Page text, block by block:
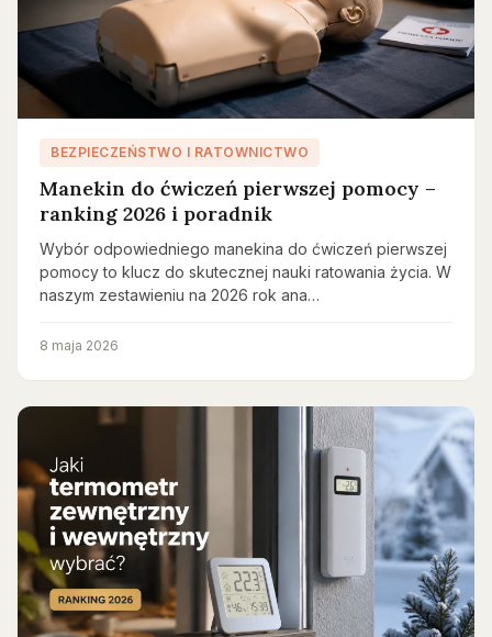
BEZPIECZEŃSTWO I RATOWNICTWO
Manekin do ćwiczeń pierwszej pomocy –
ranking 2026 i poradnik
Wybór odpowiedniego manekina do ćwiczeń pierwszej
pomocy to klucz do skutecznej nauki ratowania życia. W
naszym zestawieniu na 2026 rok ana…
8 maja 2026